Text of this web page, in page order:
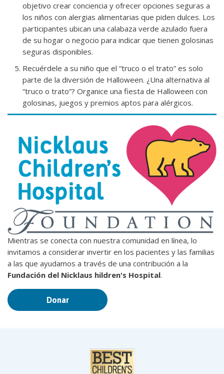
objetivo crear conciencia y ofrecer opciones seguras a
los niños con alergias alimentarias que piden dulces. Los
participantes ubican una calabaza verde azulado fuera
de su hogar o negocio para indicar que tienen golosinas
seguras disponibles.
Recuérdele a su niño que el “truco o el trato” es solo
parte de la diversión de Halloween. ¿Una alternativa al
“truco o trato”? Organice una fiesta de Halloween con
golosinas, juegos y premios aptos para alérgicos.
Mientras se conecta con nuestra comunidad en línea, lo
invitamos a considerar invertir en los pacientes y las familias
a las que ayudamos a través de una contribución a la
Fundación del Nicklaus hildren's Hospital.
Donar